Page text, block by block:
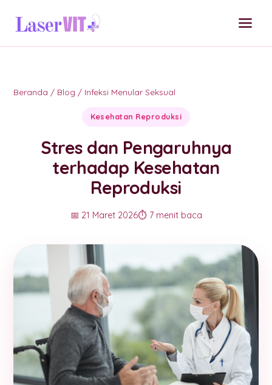
Beranda / Blog / Infeksi Menular Seksual
Kesehatan Reproduksi
Stres dan Pengaruhnya
terhadap Kesehatan
Reproduksi
📅 21 Maret 2026⏱️ 7 menit baca